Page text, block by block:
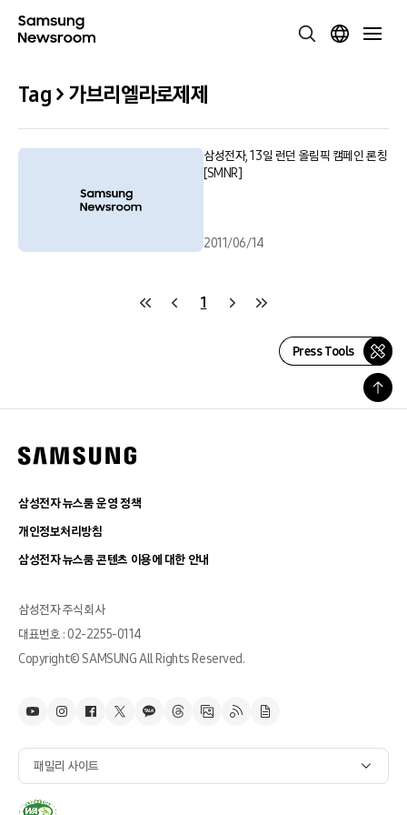
Tag > 가브리엘라로제제
삼성전자, 13일 런던 올림픽 캠페인 론칭
[SMNR]
2011/06/14
1
Press Tools
삼성전자 뉴스룸 운영 정책
개인정보처리방침
삼성전자 뉴스룸 콘텐츠 이용에 대한 안내
삼성전자 주식회사
대표번호 : 02-2255-0114
Copyright© SAMSUNG All Rights Reserved.
패밀리 사이트